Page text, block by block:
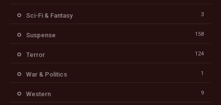
Sci-Fi & Fantasy 3
Suspense 158
Terror 124
War & Politics 1
Western 9